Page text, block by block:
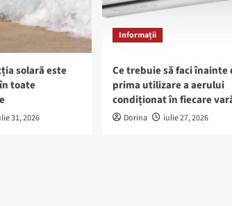
solară este
toate
31, 2026
Informații
Ce trebuie să faci înainte
prima utilizare a aerului
condiționat în fiecare
Dorina iulie 27, 2026